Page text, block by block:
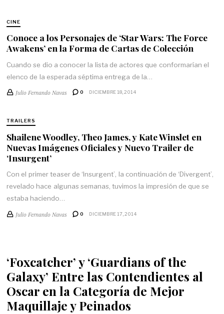
CINE
Conoce a los Personajes de ‘Star Wars: The Force
Awakens’ en la Forma de Cartas de Colección
Cuando se dio a conocer la lista de actores que conformarían el
elenco de la esperada séptima entrega de la…
Julio Fernando Navas 0 DICIEMBRE 18, 2014
TRAILERS
Shailene Woodley, Theo James, y Kate Winslet en
Nuevas Imágenes Oficiales y Nuevo Trailer de
‘Insurgent’
Con el primer teaser de ‘Insurgent’, la continuación de ‘Divergent’,
revelado hace algunas semanas, tuvimos la impresión de que se
estaba haciendo…
Julio Fernando Navas 0 DICIEMBRE 17, 2014
‘Foxcatcher’ y ‘Guardians of the
Galaxy’ Entre las Contendientes al
Oscar en la Categoría de Mejor
Maquillaje y Peinados